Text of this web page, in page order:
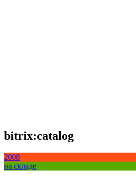
bitrix:catalog
2008
на складе